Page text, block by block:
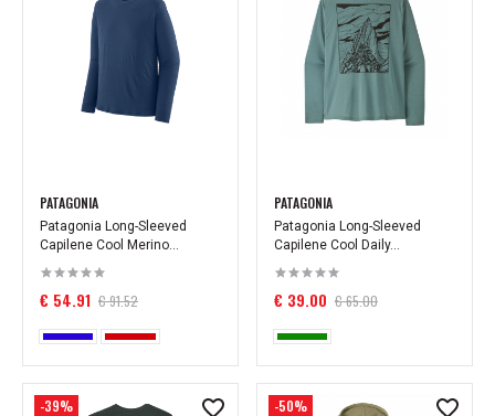
PATAGONIA
Patagonia Long-Sleeved
Capilene Cool Merino...
€ 54.91 € 91.52
PATAGONIA
Patagonia Long-Sleeved
Capilene Cool Daily...
€ 39.00 € 65.00
-39% -50%